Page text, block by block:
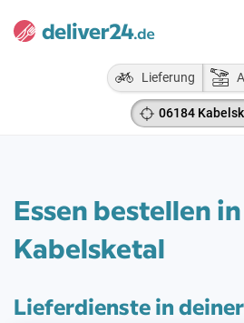
Lieferung
06184
Essen bestellen
Kabelsketal
Lieferdienste in